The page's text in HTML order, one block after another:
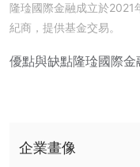
隆琻國際金融成立於2021
紀商，提供基金交易。
優點與缺點隆琻國際金
貨事務監察委員會（SFC
平和對沖策略。這些措施
企業畫像